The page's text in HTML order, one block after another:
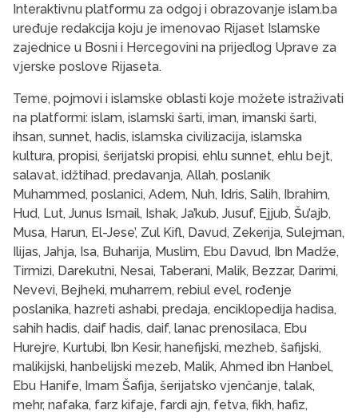
Interaktivnu platformu za odgoj i obrazovanje islam.ba
uređuje redakcija koju je imenovao Rijaset Islamske
zajednice u Bosni i Hercegovini na prijedlog Uprave za
vjerske poslove Rijaseta.
Teme, pojmovi i islamske oblasti koje možete istraživati
na platformi: islam, islamski šarti, iman, imanski šarti,
ihsan, sunnet, hadis, islamska civilizacija, islamska
kultura, propisi, šerijatski propisi, ehlu sunnet, ehlu bejt,
salavat, idžtihad, predavanja, Allah, poslanik
Muhammed, poslanici, Adem, Nuh, Idris, Salih, Ibrahim,
Hud, Lut, Junus Ismail, Ishak, Ja’kub, Jusuf, Ejjub, Šu’ajb,
Musa, Harun, El-Jese’, Zul Kifl, Davud, Zekerija, Sulejman,
Ilijas, Jahja, Isa, Buharija, Muslim, Ebu Davud, Ibn Madže,
Tirmizi, Darekutni, Nesai, Taberani, Malik, Bezzar, Darimi,
Nevevi, Bejheki, muharrem, rebiul evel, rođenje
poslanika, hazreti ashabi, predaja, enciklopedija hadisa,
sahih hadis, daif hadis, daif, lanac prenosilaca, Ebu
Hurejre, Kurtubi, Ibn Kesir, hanefijski, mezheb, šafijski,
malikijski, hanbelijski mezeb, Malik, Ahmed ibn Hanbel,
Ebu Hanife, Imam Šafija, šerijatsko vjenčanje, talak,
mehr, nafaka, farz kifaje, fardi ajn, fetva, fikh, hafiz,